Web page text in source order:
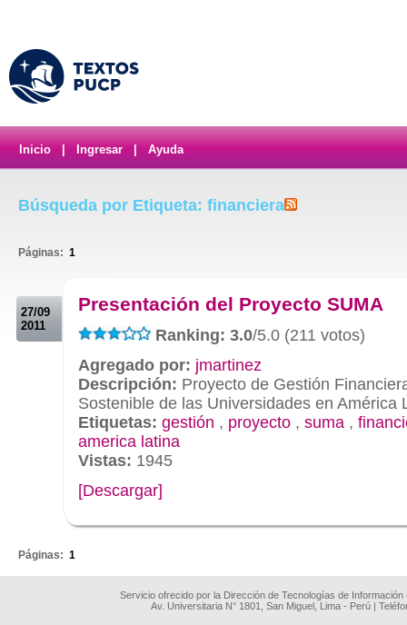
Inicio Ingresar Ayuda
Búsqueda por Etiqueta: financiera
Páginas: 1
27/09
2011
Presentación del Proyecto SUMA
Ranking: 3.0/5.0 (211 votos)
Agregado por: jmartinez
Descripción: Proyecto de Gestión
Sostenible de las Universidades en América
Etiquetas: gestión , proyecto , suma ,
america latina
Vistas: 1945
[Descargar]
Páginas: 1
Servicio ofrecido por la Dirección de Tecnologías de
Av. Universitaria N° 1801, San Miguel, Lima - Perú |